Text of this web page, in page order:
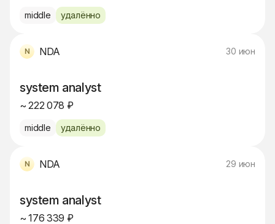
middle удалённо
NDA 30 июн
system analyst
~ 222 078 ₽
middle удалённо
NDA 29 июн
system analyst
~ 176 339 ₽